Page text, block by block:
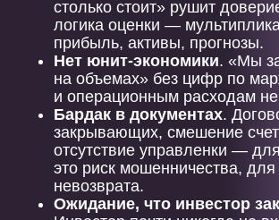
столько стоит» рушит
логика оценки —
прибыль, активы, прогнозы.
Нет юнит-экономики. «Мы
на объемах» без цифр по
и операционным расходам
Бардак в документах.
закрывающих, смешение
отсутствие управленки —
это риск мошенничества,
невозврата.
Ожидание, что инвестор